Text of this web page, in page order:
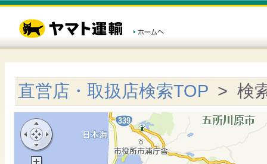
直営店・取扱店検索TOP > 検